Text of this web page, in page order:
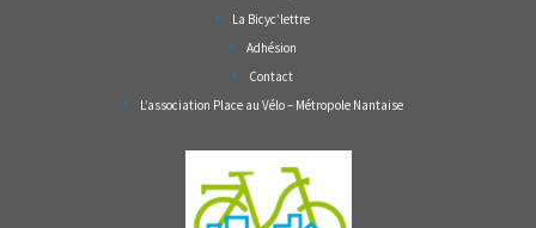
La Bicyc’lettre
Adhésion
Contact
L’association Place au Vélo – Métropole Nantaise